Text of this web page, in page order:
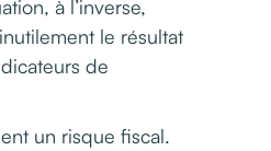
à l’inverse,
le résultat
de
un risque fiscal.